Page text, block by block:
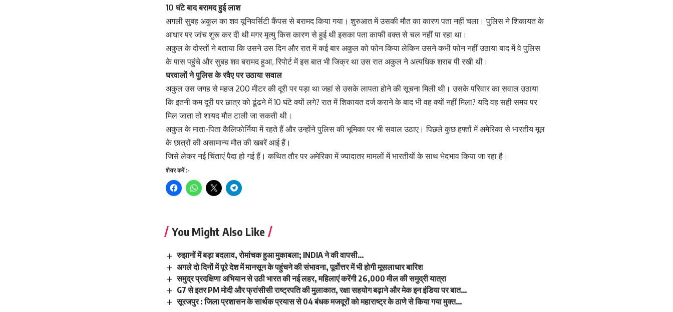
10 घंटे बाद बरामद हुई लाश
अगली सुबह अकुल का शव यूनिवर्सिटी कैंपस से बरामद किया गया। शुरुआत में उसकी मौत का कारण पता नहीं चला। पुलिस ने शिकायत के
आधार पर जांच शुरू कर दी थी मगर मृत्यु किस कारण से हुई थी इसका पता काफी वक्त से चल नहीं पा रहा था।
अकुल के दोस्तों ने बताया कि उसने उस दिन और रात में कई बार अकुल को फोन किया लेकिन उसने कभी फोन नहीं उठाया बाद में वे पुलिस
के पास पहुंचे और सुबह शव बरामद हुआ, रिपोर्ट में इस बात भी जिक्र था उस रात अकुल ने अत्यधिक शराब पी रखी थी।
घरवालों ने पुलिस के रवैए पर उठाया सवाल
अकुल उस जगह से महज 200 मीटर की दूरी पर पड़ा था जहां से उसके लापता होने की सूचना मिली थी। उसके परिवार का सवाल उठाया
कि इतनी कम दूरी पर छात्र को ढूंढने में 10 घंटे क्यों लगे? रात में शिकायत दर्ज कराने के बाद भी वह क्यों नहीं मिला? यदि वह सही समय पर
मिल जाता तो शायद मौत टाली जा सकती थी।
अकुल के माता-पिता कैलिफोर्निया में रहते हैं और उन्होंने पुलिस की भूमिका पर भी सवाल उठाए। पिछले कुछ हफ्तों में अमेरिका से भारतीय मूल
के छात्रों की असामान्य मौत की खबरें आई हैं।
जिसे लेकर नई चिंताएं पैदा हो गई हैं। कथित तौर पर अमेरिका में ज्यादातर मामलों में भारतीयों के साथ भेदभाव किया जा रहा है।
शेयर करें :-
You Might Also Like
रुझानों में बड़ा बदलाव, रोमांचक हुआ मुकाबला; INDIA ने की वापसी…
अगले दो दिनों में पूरे देश में मानसून के पहुंचने की संभावना, पूर्वोत्तर में भी होगी मूसलाधार बारिश
समुद्र प्रदक्षिणा अभियान से उठी भारत की नई लहर, महिलाएं करेंगी 26,000 मील की समुद्री यात्रा
G7 से इतर PM मोदी और फ्रांसीसी राष्ट्रपति की मुलाकात, रक्षा सहयोग बढ़ाने और मेक इन इंडिया पर बात…
सूरजपुर : जिला प्रशासन के सार्थक प्रयास से 04 बंधक मजदूरों को महाराष्ट्र के ठाणे से किया गया मुक्त…